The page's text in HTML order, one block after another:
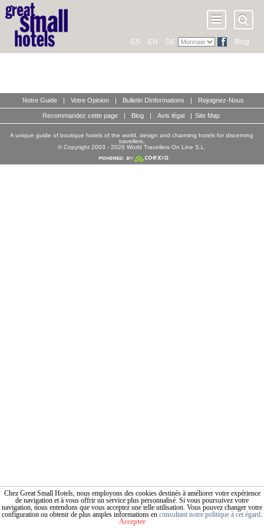
ES EN DE Blog
Notre Guide | Votre Opinion | Bulletin DInformations | Rejoignez-Nous
Recommandez cette page | Blog | Avis légal | Site Map
A unique guide of boutique hotels of the world, design and charming hotels for discerning
travellers.
© Copyright 2003 - 2026 World Travellers On Line S.L.
Chez Great Small Hotels, nous employons des cookies destinés à améliorer votre expérience
de navigation et à vous offrir un service plus personnalisé. Si vous poursuivez votre
navigation, nous entendons que vous acceptez une telle utilisation. Vous pouvez changer votre
configuration ou obtenir de plus amples informations en consultant notre politique à cet égard.
Accepter